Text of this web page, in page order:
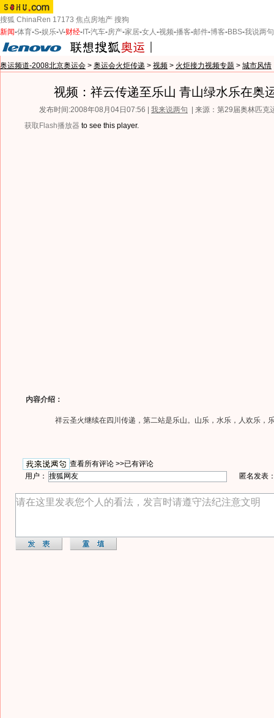
搜狐 ChinaRen 17173 焦点房地产 搜狗
新闻-体育-S-娱乐-V-财经- IT-汽车-房产-家居-女人-视频-播客-邮件-博客-BBS-我说两句
奥运频道-2008北京奥运会 > 奥运会火炬传递 > 视频 > 火炬接力视频专题 > 城市风情
视频：祥云传递至乐山 青山绿水乐在奥
发布时间:2008年08月04日07:56 | 我来说两句
| 来源：第29届奥林匹克
获取Flash播放器 to see this player.
内容介绍：
祥云圣火继续在四川传递，第二站是乐山。山乐，水乐，人欢乐，
查看所有评论 >>已有评论
用户：
匿名发表